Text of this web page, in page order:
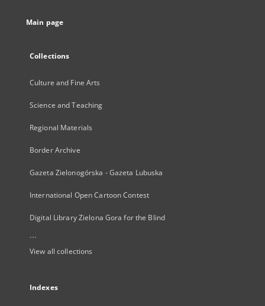
Main page
Collections
Culture and Fine Arts
Science and Teaching
Regional Materials
Border Archive
Gazeta Zielonogórska - Gazeta Lubuska
International Open Cartoon Contest
Digital Library Zielona Gora for the Blind
...
View all collections
Indexes